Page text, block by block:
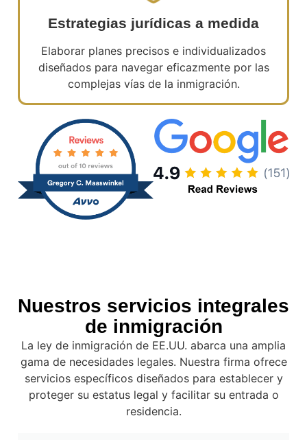
Estrategias jurídicas a medida
Elaborar planes precisos e individualizados
diseñados para navegar eficazmente por las
complejas vías de la inmigración.
Nuestros servicios integrales
de inmigración
La ley de inmigración de EE.UU. abarca una amplia
gama de necesidades legales. Nuestra firma ofrece
servicios específicos diseñados para establecer y
proteger su estatus legal y facilitar su entrada o
residencia.